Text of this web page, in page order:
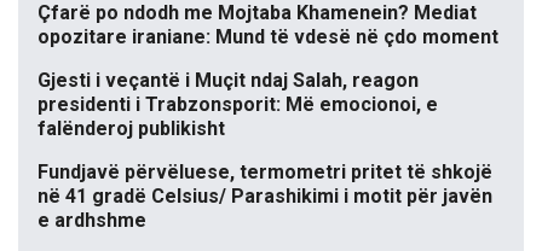
Çfarë po ndodh me Mojtaba Khamenein? Mediat
opozitare iraniane: Mund të vdesë në çdo moment
Gjesti i veçantë i Muçit ndaj Salah, reagon
presidenti i Trabzonsporit: Më emocionoi, e
falënderoj publikisht
Fundjavë përvëluese, termometri pritet të shkojë
në 41 gradë Celsius/ Parashikimi i motit për javën
e ardhshme